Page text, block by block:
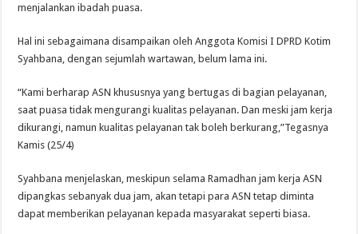
menjalankan ibadah puasa.
Hal ini sebagaimana disampaikan oleh Anggota Komisi I DPRD Kotim
Syahbana, dengan sejumlah wartawan, belum lama ini.
“Kami berharap ASN khususnya yang bertugas di bagian pelayanan,
saat puasa tidak mengurangi kualitas pelayanan. Dan meski jam kerja
dikurangi, namun kualitas pelayanan tak boleh berkurang,”Tegasnya
Kamis (25/4)
Syahbana menjelaskan, meskipun selama Ramadhan jam kerja ASN
dipangkas sebanyak dua jam, akan tetapi para ASN tetap diminta
dapat memberikan pelayanan kepada masyarakat seperti biasa.